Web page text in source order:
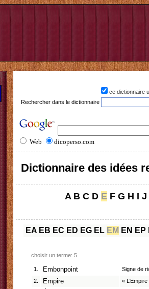
ce dictionnaire
Rechercher dans le dictionnaire
Web dicoperso.com
Dictionnaire des idées
A B C D E F G H I J
EA EB EC ED EG EL EM EN EP
choisir un terme: 5
1. Embonpoint
Signe de
2.
Empire
«